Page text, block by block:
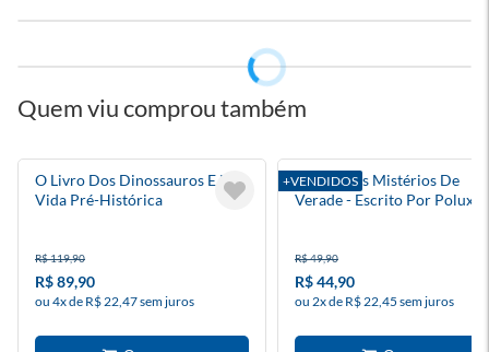
Quem viu comprou também
O Livro Dos Dinossauros E Da
Vida Pré-Histórica
R$ 119,90
R$ 89,90
ou 4x de R$ 22,47 sem juros
+VENDIDOS
Diário Dos Mistérios De
Verade - Escrito Por Polux -
R$ 49,90
R$ 44,90
ou 2x de R$ 22,45 sem juros